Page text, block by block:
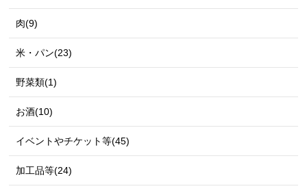
肉(9)
米・パン(23)
野菜類(1)
お酒(10)
イベントやチケット等(45)
加工品等(24)